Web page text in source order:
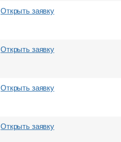
Открыть заявку
Открыть заявку
Открыть заявку
Открыть заявку